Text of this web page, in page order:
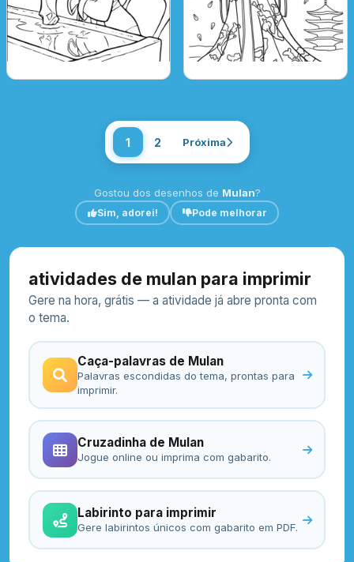
1 2 Próxima
Gostou dos desenhos de Mulan?
Sim, adorei! Pode melhorar
atividades de mulan para imprimir
Gere na hora, grátis — a atividade já abre pronta com
o tema.
Caça-palavras de Mulan
Palavras escondidas do tema, prontas para
imprimir.
Cruzadinha de Mulan
Jogue online ou imprima com gabarito.
Labirinto para imprimir
Gere labirintos únicos com gabarito em PDF.